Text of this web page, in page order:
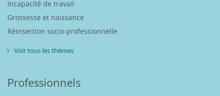
Incapacité de travail
Grossesse et naissance
Réinsertion socio-professionnelle
Voir tous les thèmes
Professionnels